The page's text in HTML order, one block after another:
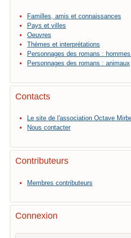
Familles, amis et connaissances
Pays et villes
Oeuvres
Thèmes et interprétations
Personnages des romans :
Personnages des romans : animaux
Contacts
Le site de l'association Octave
Nous contacter
Contributeurs
Membres contributeurs
Connexion